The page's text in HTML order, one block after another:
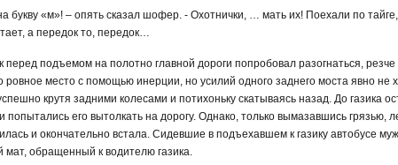
букву «м»! – опять сказал шофер. - Охотнички, … мать их! Поехали по
а передок то, передок…
перед подъемом на полотно главной дороги попробовал разогнаться,
ровное место с помощью инерции, но усилий одного заднего моста явно не
крутя задними колесами и потихоньку скатываясь назад. До газика
попытались его вытолкать на дорогу. Однако, только вымазавшись грязью,
и окончательно встала. Сидевшие в подъехавшем к газику автобусе
мат, обращенный к водителю газика.